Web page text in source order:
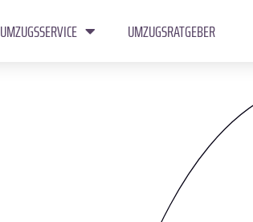
UMZUGSSERVICE UMZUGSRATGEBER